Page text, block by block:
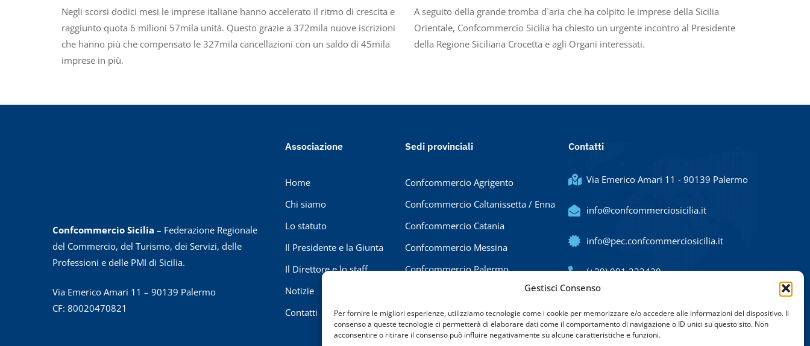
Gestisci Consenso
Per fornire le migliori esperienze, utilizziamo tecnologie come i cookie per memorizzare e/o accedere alle informazioni del dispositivo. Il
consenso a queste tecnologie ci permetterà di elaborare dati come il comportamento di navigazione o ID unici su questo sito. Non
acconsentire o ritirare il consenso può influire negativamente su alcune caratteristiche e funzioni.
Negli scorsi dodici mesi le imprese italiane hanno accelerato il ritmo di crescita e
raggiunto quota 6 milioni 57mila unità. Questo grazie a 372mila nuove iscrizioni
che hanno più che compensato le 327mila cancellazioni con un saldo di 45mila
imprese in più.
A seguito della grande tromba d`aria che ha colpito le imprese della Sicilia
Orientale, Confcommercio Sicilia ha chiesto un urgente incontro al Presidente
della Regione Siciliana Crocetta e agli Organi interessati.
Confcommercio Sicilia – Federazione Regionale
del Commercio, del Turismo, dei Servizi, delle
Professioni e delle PMI di Sicilia.
Via Emerico Amari 11 – 90139 Palermo
CF: 80020470821
Associazione
Home
Chi siamo
Lo statuto
Il Presidente e la Giunta
Il Direttore e lo staff
Notizie
Contatti
Sedi provinciali
Confcommercio Agrigento
Confcommercio Caltanissetta / Enna
Confcommercio Catania
Confcommercio Messina
Confcommercio Palermo
Confcommercio Siracusa
Confcommercio Trapani
Contatti
Via Emerico Amari 11 - 90139 Palermo
info@confcommerciosicilia.it
info@pec.confcommerciosicilia.it
(+39) 091 323420